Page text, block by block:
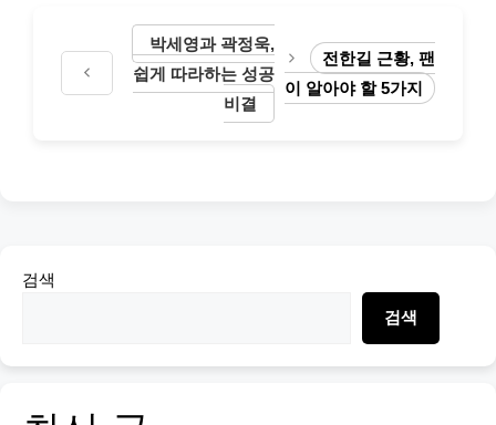
박세영과 곽정욱,
쉽게 따라하는 성공
비결
전한길 근황, 팬
이 알아야 할 5가지
검색
검색